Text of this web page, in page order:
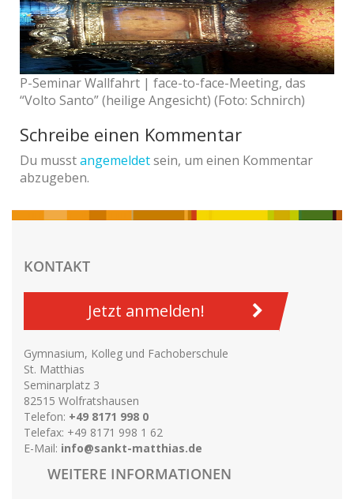
P-Seminar Wallfahrt | face-to-face-Meeting, das
“Volto Santo” (heilige Angesicht) (Foto: Schnirch)
Schreibe einen Kommentar
Du musstangemeldetsein, um einen Kommentar
abzugeben.
KONTAKT
Jetzt anmelden!
Gymnasium, Kolleg und Fachoberschule
St. Matthias
Seminarplatz 3
82515 Wolfratshausen
Telefon: +49 8171 998 0
Telefax: +49 8171 998 1 62
E-Mail: info@sankt-matthias.de
WEITERE INFORMATIONEN